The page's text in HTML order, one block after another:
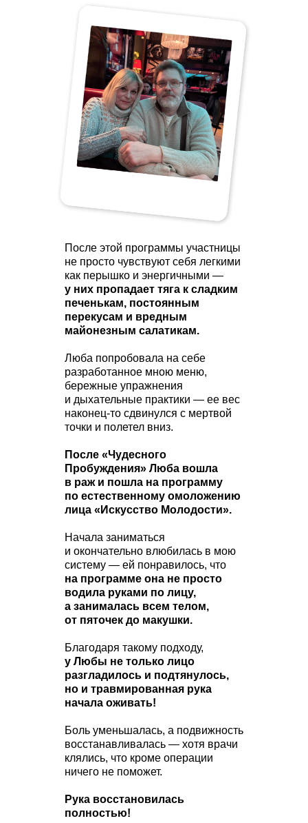
После этой программы участницы
не просто чувствуют себя легкими
как перышко и энергичными —
у них пропадает тяга к сладким
печенькам, постоянным
перекусам и вредным
майонезным салатикам.
Люба попробовала на себе
разработанное мною меню,
бережные упражнения
и дыхательные практики — ее вес
наконец-то сдвинулся с мертвой
точки и полетел вниз.
После «Чудесного
Пробуждения» Люба вошла
в раж и пошла на программу
по естественному омоложению
лица «Искусство Молодости».
Начала заниматься
и окончательно влюбилась в мою
систему — ей понравилось, что
на программе она не просто
водила руками по лицу,
а занималась всем телом,
от пяточек до макушки.
Благодаря такому подходу,
у Любы не только лицо
разгладилось и подтянулось,
но и травмированная рука
начала оживать!
Боль уменьшалась, а подвижность
восстанавливалась — хотя врачи
клялись, что кроме операции
ничего не поможет.
Рука восстановилась
полностью!